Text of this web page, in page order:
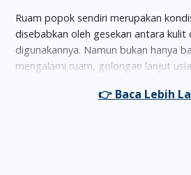
Ruam popok sendiri merupakan
disebabkan oleh gesekan antara
digunakannya. Namun bukan hanya
mengalami ruam, golongan lanjut